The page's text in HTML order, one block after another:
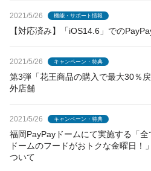
2021/5/26 機能・サポート情報
【対応済み】「iOS14.6」での
2021/5/26 キャンペーン・特典
第3弾「花王商品の購入で最大30％
外店舗
2021/5/26 キャンペーン・特典
福岡PayPayドームにて実施する「全
ドームのフードがおトクな金曜日！
ついて